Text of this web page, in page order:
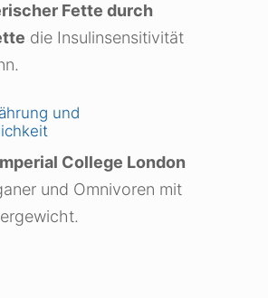
Fette durch
die Insulinsensitivität
und
College London
und Omnivoren mit